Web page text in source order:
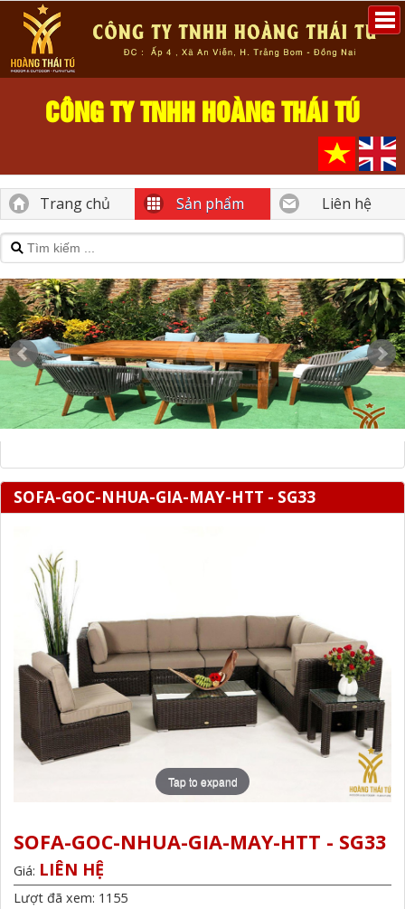
CÔNG TY TNHH HOÀNG THÁI TÚ
Trang chủ Sản phẩm Liên hệ
SOFA-GOC-NHUA-GIA-MAY-HTT - SG33
Tap to expand
SOFA-GOC-NHUA-GIA-MAY-HTT - SG33
Giá: LIÊN HỆ
Lượt đã xem: 1155